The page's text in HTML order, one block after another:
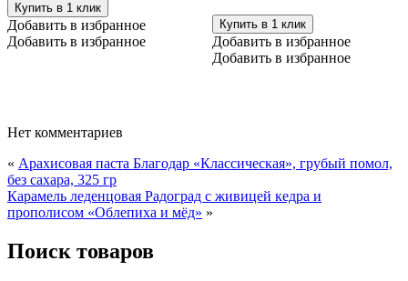
Купить в 1 клик
Добавить в избранное
Добавить в избранное
Купить в 1 клик
Добавить в избранное
Добавить в избранное
Нет комментариев
« Арахисовая паста Благодар «Классическая», грубый помол,
без сахара, 325 гр
Карамель леденцовая Радоград с живицей кедра и
прополисом «Облепиха и мёд» »
Поиск товаров